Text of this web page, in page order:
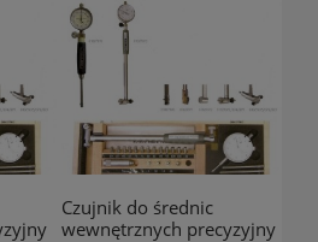
Czujnik do średnic
wewnętrznych precyzyjny